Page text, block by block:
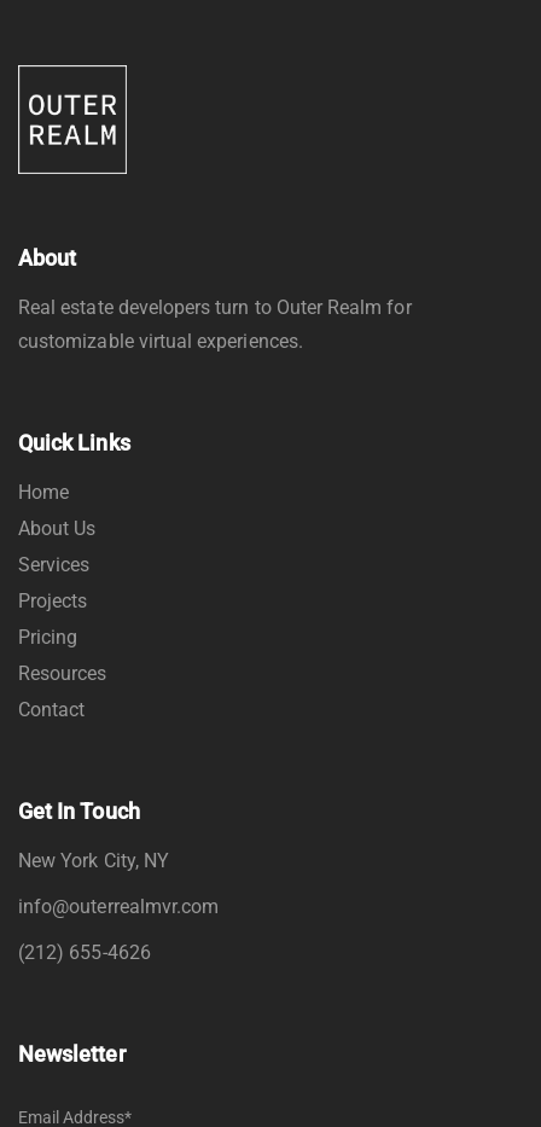
About
Real estate developers turn to Outer Realm for
customizable virtual experiences.
Quick Links
Home
About Us
Services
Projects
Pricing
Resources
Contact
Get In Touch
New York City, NY
info@outerrealmvr.com
(212) 655-4626
Newsletter